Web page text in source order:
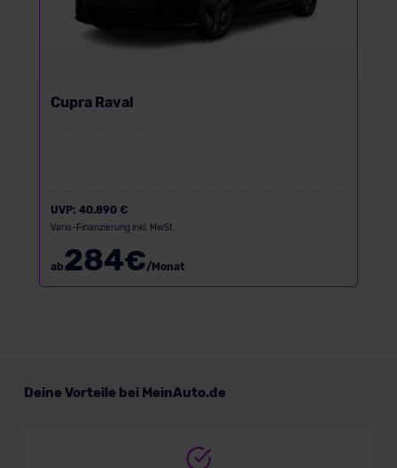
Cupra Raval
UVP: 40.890 €
Vario-Finanzierung inkl. MwSt.
ab284€/Monat
Deine Vorteile bei MeinAuto.de